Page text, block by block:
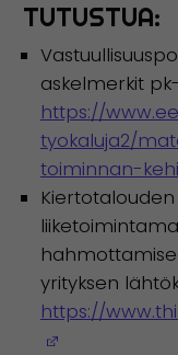
TUTUSTUA:
askelmerkit
https://
tyokaluja2/
toiminnan-
yrityksen
https://